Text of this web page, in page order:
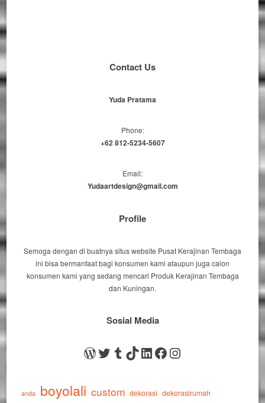
Contact Us
Yuda Pratama
Phone:
+62 812-5234-5607
Email:
Yudaartdesign@gmail.com
Profile
Semoga dengan di buatnya situs website Pusat Kerajinan Tembaga
ini bisa bermanfaat bagi konsumen kami ataupun juga calon
konsumen kami yang sedang mencari Produk Kerajinan Tembaga
dan Kuningan.
Sosial Media
WordPress
Twitter
Tumblr
TikTok
LinkedIn
Facebook
Instagram
anda boyolali custom dekorasi dekorasirumah